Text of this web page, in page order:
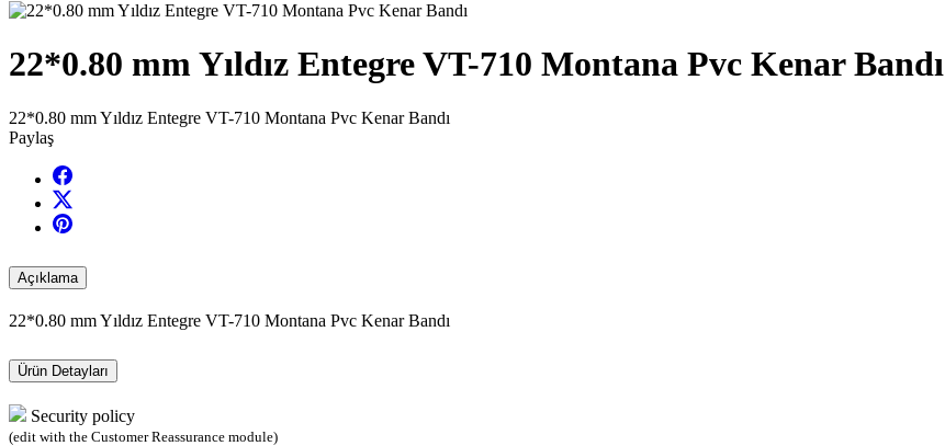
22*0.80 mm Yıldız Entegre VT-710 Montana Pvc Kenar Bandı
22*0.80 mm Yıldız Entegre VT-710 Montana Pvc Kenar Bandı
Paylaş
Açıklama
22*0.80 mm Yıldız Entegre VT-710 Montana Pvc Kenar Bandı
Ürün Detayları
Security policy
(edit with the Customer Reassurance module)